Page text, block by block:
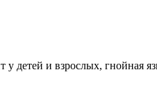
детей и взрослых,